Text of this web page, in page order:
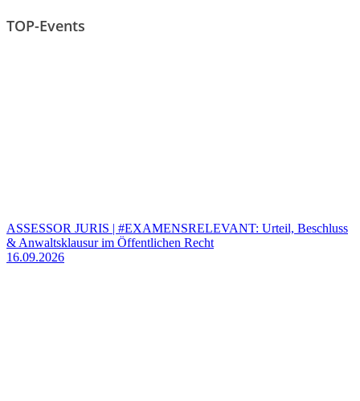
TOP-Events
ASSESSOR JURIS | #EXAMENSRELEVANT: Urteil, Beschluss
& Anwaltsklausur im Öffentlichen Recht
16.09.2026